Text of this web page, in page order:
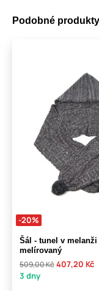
Podobné produkty
-20%
Šál - tunel v melanži
melírovaný
509,00 Kč407,20 Kč
3 dny